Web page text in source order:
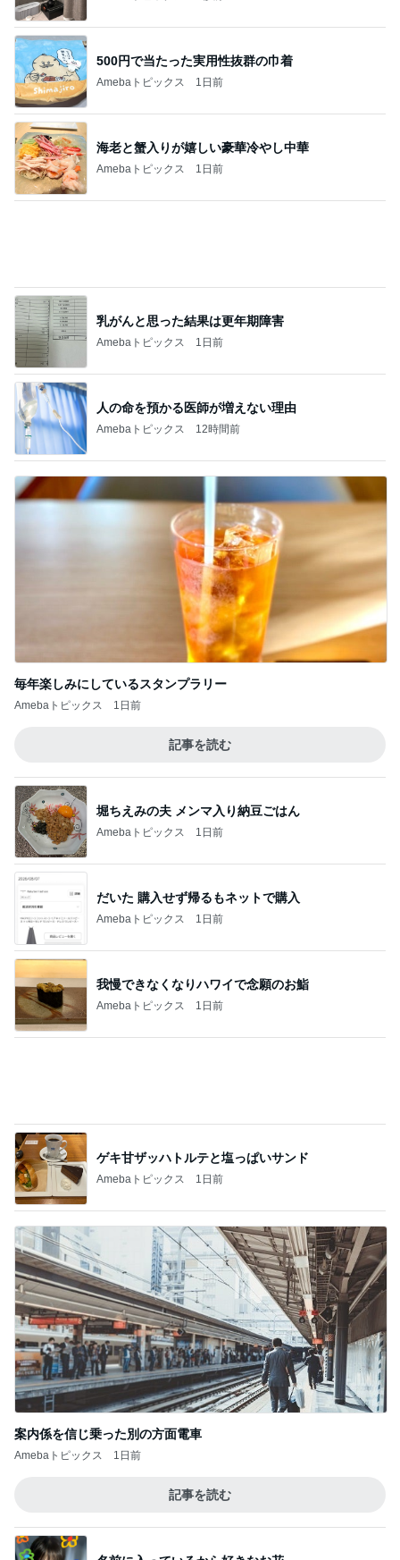
海老と蟹入りが嬉しい豪華冷やし中華
Amebaトピックス 1日前
人の命を預かる医師が増えない理由
Amebaトピックス 12時間前
毎年楽しみにしているスタンプラリー
記事を読む
Amebaトピックス 1日前
だいた 購入せず帰るもネットで購入
Amebaトピックス 1日前
我慢できなくなりハワイで念願のお鮨
Amebaトピックス 1日前
案内係を信じ乗った別の方面電車
Amebaトピックス 1日前
記事を読む
Amebaトピックス 1日前